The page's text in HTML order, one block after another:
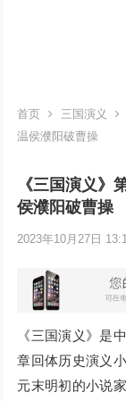
首页 三国演义
温侯濮阳破曹操
《三国演义
侯濮阳破曹操
2023年10月27日
《三国演义》是
章回体历史演义
元末明初的小说